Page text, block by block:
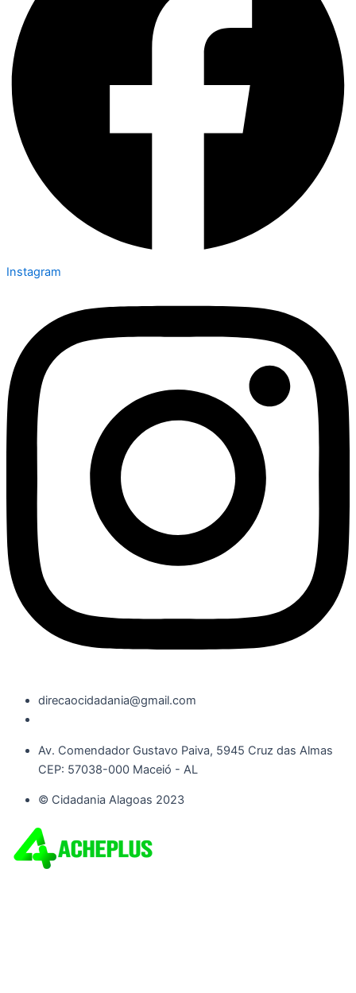
Instagram
direcaocidadania@gmail.com
Av. Comendador Gustavo Paiva, 5945 Cruz das Almas
CEP: 57038-000 Maceió - AL
© Cidadania Alagoas 2023